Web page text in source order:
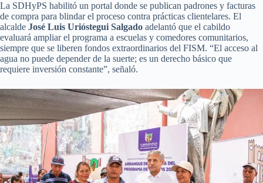
La SDHyPS habilitó un portal donde se publican padrones y facturas
de compra para blindar el proceso contra prácticas clientelares. El
alcalde José Luis Urióstegui Salgado adelantó que el cabildo
evaluará ampliar el programa a escuelas y comedores comunitarios,
siempre que se liberen fondos extraordinarios del FISM. “El acceso al
agua no puede depender de la suerte; es un derecho básico que
requiere inversión constante”, señaló.